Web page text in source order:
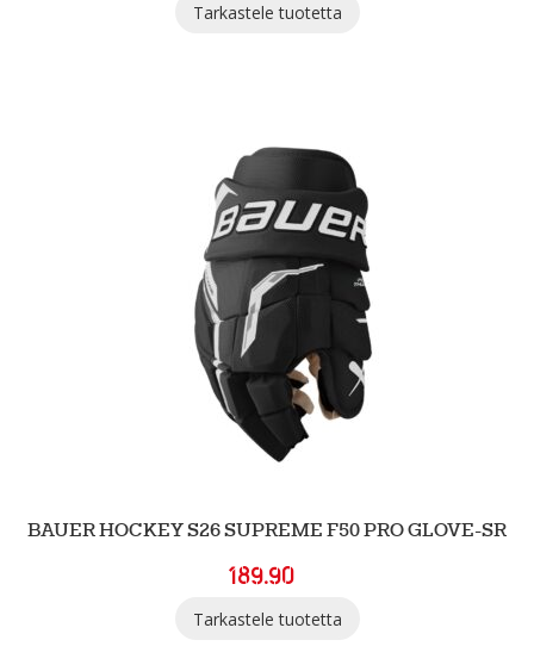
Tarkastele tuotetta
BAUER HOCKEY S26 SUPREME F50 PRO GLOVE-SR
189.90
Tarkastele tuotetta